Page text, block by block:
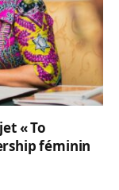
« To
féminin